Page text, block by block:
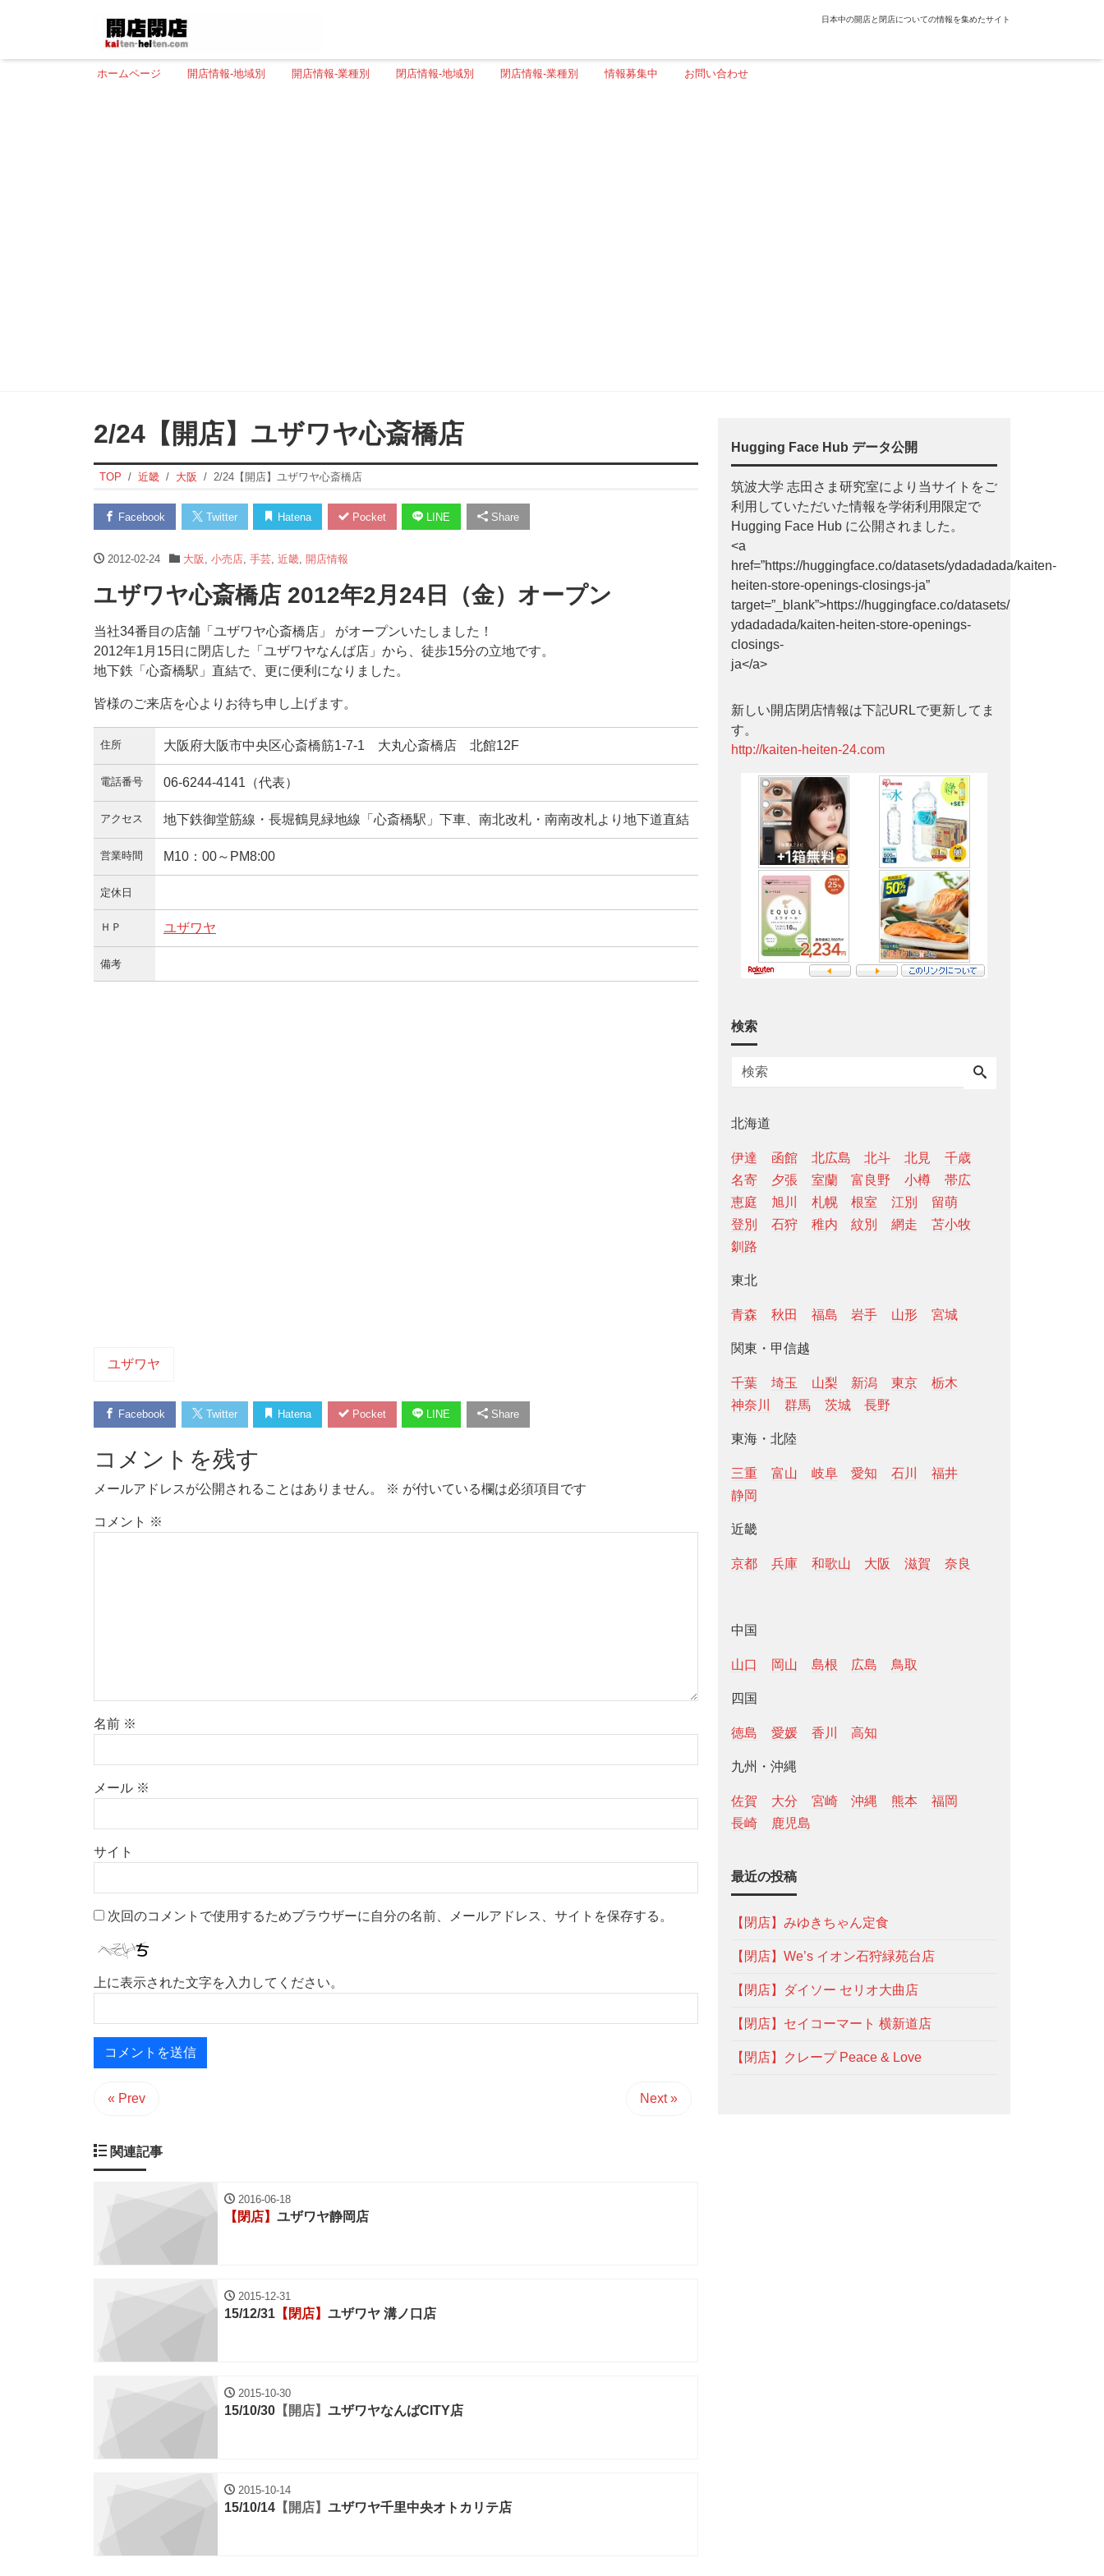
日本中の開店と閉店についての情報を集めたサイト
ホームページ 開店情報-地域別 開店情報-業種別 閉店情報-地域別 閉店情報-業種別 情報募集中 お問い合わせ
2/24【開店】ユザワヤ心斎橋店
TOP 近畿 大阪 2/24【開店】ユザワヤ心斎橋店
Facebook Twitter Hatena Pocket LINE Share
2012-02-24 大阪 小売店, 手芸, 近畿, 開店情報
ユザワヤ心斎橋店 2012年2月24日（金）オープン
当社34番目の店舗「ユザワヤ心斎橋店」 がオープンいたしました！
2012年1月15日に閉店した「ユザワヤなんば店」から、徒歩15分の立地です。
地下鉄「心斎橋駅」直結で、更に便利になりました。
皆様のご来店を心よりお待ち申し上げます。
住所 大阪府大阪市中央区心斎橋筋1-7-1 大丸心斎橋店 北館12F
電話番号 06-6244-4141（代表）
アクセス 地下鉄御堂筋線・長堀鶴見緑地線「心斎橋駅」下車、南北改札・南南改札より地下道直結
営業時間 M10：00～PM8:00
定休日
ＨＰ ユザワヤ
備考
ユザワヤ
Facebook Twitter Hatena Pocket LINE Share
コメントを残す
メールアドレスが公開されることはありません。 ※ が付いている欄は必須項目です
コメント ※
名前 ※
メール ※
サイト
次回のコメントで使用するためブラウザーに自分の名前、メールアドレス、サイトを保存する。
上に表示された文字を入力してください。
« Prev Next »
関連記事
2016-06-18
【閉店】 ユザワヤ静岡店
2015-12-31
15/12/31 【閉店】 ユザワヤ 溝ノ口店
2015-10-30
15/10/30 【開店】 ユザワヤなんばCITY店
2015-10-14
15/10/14 【開店】 ユザワヤ千里中央オトカリテ店
Hugging Face Hub データ公開
筑波大学 志田さま研究室により当サイトをご
利用していただいた情報を学術利用限定で
Hugging Face Hub に公開されました。
<a
href=”https://huggingface.co/datasets/ydadadada/kaiten-
heiten-store-openings-closings-ja”
target=”_blank”>https://huggingface.co/datasets/
ydadadada/kaiten-heiten-store-openings-
closings-
ja</a>
新しい開店閉店情報は下記URLで更新してま
す。
http://kaiten-heiten-24.com
検索
北海道
伊達 函館 北広島 北斗 北見
千歳
名寄
夕張 室蘭 富良野 小樽
帯広
恵庭
旭川 札幌 根室 江別
留萌
登別
石狩 稚内 紋別 網走
苫小牧
釧路
東北
青森 秋田 福島 岩手 山形 宮城
関東・甲信越
千葉 埼玉 山梨 新潟 東京
栃木
神奈川
群馬 茨城 長野
東海・北陸
三重 富山 岐阜 愛知 石川
福井
静岡
近畿
京都 兵庫 和歌山 大阪 滋賀 奈良
中国
山口 岡山 島根 広島 鳥取
四国
徳島 愛媛 香川 高知
九州・沖縄
佐賀 大分 宮崎 沖縄 熊本
福岡
長崎
鹿児島
最近の投稿
【閉店】みゆきちゃん定食
【閉店】We’s イオン石狩緑苑台店
【閉店】ダイソー セリオ大曲店
【閉店】セイコーマート 横新道店
【閉店】クレープ Peace & Love